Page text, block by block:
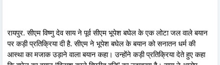
रायपुर. सीएम विष्णु देव साय ने पूर्व सीएम भूपेश बघेल के एक लोटा जल वाले बयान
पर कड़ी प्रतिक्रिया दी है. सीएम ने भूपेश बघेल के बयान को सनातन धर्म की
आस्था का मजाक उड़ाने वाला बयान कहा। उन्होंने कड़ी प्रतिक्रिया देते हुए कहा